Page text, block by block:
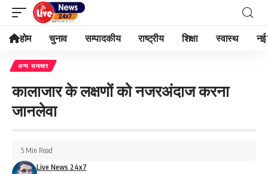
होम चुनाव सम्पादकीय राष्ट्रीय शिक्षा स्वास्थ नई
अन्य समाचार
कालाजार के लक्षणों को नजरअंदाज करना
जानलेवा
Live News 24x7
5 Min Read